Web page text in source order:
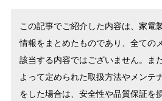
この記事でご紹介した内容は、家電
情報をまとめたものであり、全ての
該当する内容ではございません。ま
よって定められた取扱方法やメンテ
をした場合は、安全性や品質保証を